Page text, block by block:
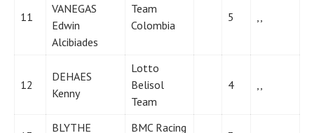
11
VANEGAS
Edwin
Alcibiades
Team
Colombia
5
12
DEHAES
Kenny
Lotto
Belisol
Team
4
BLYTHE
BMC Racing